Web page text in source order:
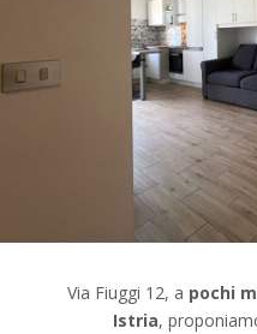
Via Fiuggi 12, a pochi
Istria,